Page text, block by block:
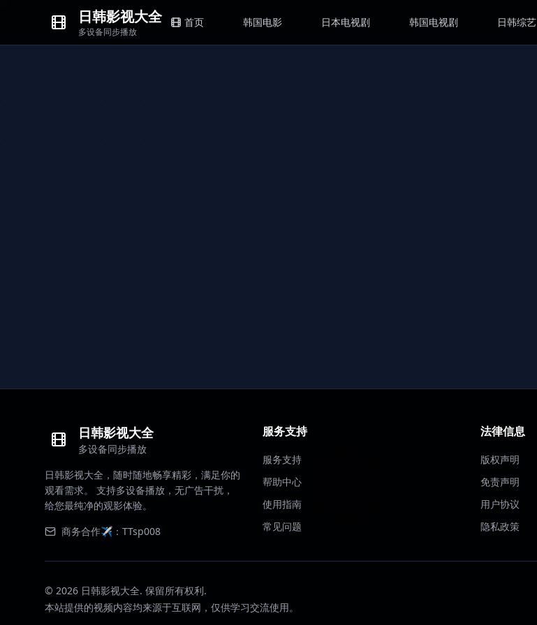
日韩影视大全
多设备同步播放
首页 韩国电影 日本电视剧 韩国电视剧 日韩综艺
日韩影视大全
多设备同步播放
日韩影视大全，随时随地畅享精彩，满足你的
观看需求。 支持多设备播放，无广告干扰，
给您最纯净的观影体验。
商务合作✈️：TTsp008
服务支持
服务支持
帮助中心
使用指南
常见问题
法律信息
版权声明
免责声明
用户协议
隐私政策
© 2026 日韩影视大全. 保留所有权利.
本站提供的视频内容均来源于互联网，仅供学习交流使用。